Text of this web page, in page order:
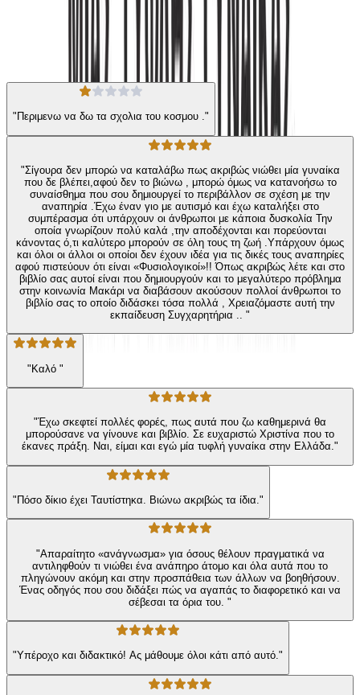
★ 4.4 /5 Βαθμολογία βιβλίου
Αξιολογήσεις
"Περιμενω να δω τα σχολια του κοσμου ."
"Σίγουρα δεν μπορώ να καταλάβω πως ακριβώς νιώθει μία γυναίκα
που δε βλέπει,αφού δεν το βιώνω , μπορώ όμως να κατανοήσω το
συναίσθημα που σου δημιουργεί το περιβάλλον σε σχέση με την
αναπηρία .Έχω έναν γιο με αυτισμό και έχω καταλήξει στο
συμπέρασμα ότι υπάρχουν οι άνθρωποι με κάποια δυσκολία Την
οποία γνωρίζουν πολύ καλά ,την αποδέχονται και πορεύονται
κάνοντας ό,τι καλύτερο μπορούν σε όλη τους τη ζωή .Υπάρχουν όμως
και όλοι οι άλλοι οι οποίοι δεν έχουν ιδέα για τις δικές τους αναπηρίες
αφού πιστεύουν ότι είναι «Φυσιολογικοί»!! Όπως ακριβώς λέτε και στο
βιβλίο σας αυτοί είναι που δημιουργούν και το μεγαλύτερο πρόβλημα
στην κοινωνία Μακάρι να διαβάσουν ακούσουν πολλοί άνθρωποι το
βιβλίο σας το οποίο διδάσκει τόσα πολλά , Χρειαζόμαστε αυτή την
εκπαίδευση Συγχαρητήρια .. "
"Καλό "
"Έχω σκεφτεί πολλές φορές, πως αυτά που ζω καθημερινά θα
μπορούσανε να γίνουνε και βιβλίο. Σε ευχαριστώ Χριστίνα που το
έκανες πράξη. Ναι, είμαι και εγώ μία τυφλή γυναίκα στην Ελλάδα."
"Πόσο δίκιο έχει Ταυτίστηκα. Βιώνω ακριβώς τα ίδια."
"Απαραίτητο «ανάγνωσμα» για όσους θέλουν πραγματικά να
αντιληφθούν τι νιώθει ένα ανάπηρο άτομο και όλα αυτά που το
πληγώνουν ακόμη και στην προσπάθεια των άλλων να βοηθήσουν.
Ένας οδηγός που σου διδάξει πώς να αγαπάς το διαφορετικό και να
σέβεσαι τα όρια του. "
"Υπέροχο και διδακτικό! Ας μάθουμε όλοι κάτι από αυτό."